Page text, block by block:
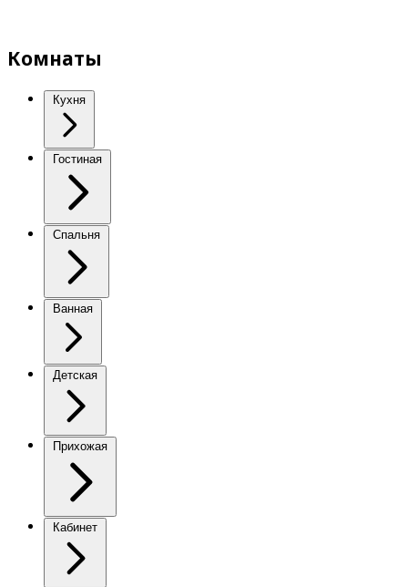
Комнаты
Кухня
Гостиная
Спальня
Ванная
Детская
Прихожая
Кабинет